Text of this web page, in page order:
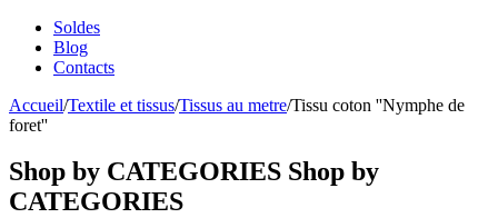
Soldes
Blog
Contacts
Accueil/Textile et tissus/Tissus au metre/Tissu coton ''Nymphe de
foret''
Shop by CATEGORIES Shop by
CATEGORIES